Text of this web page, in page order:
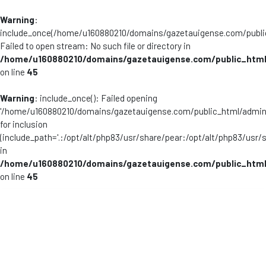
Warning:
include_once(/home/u160880210/domains/gazetauigense.com/
Failed to open stream: No such file or directory in
/home/u160880210/domains/gazetauigense.com/
on line 45
Warning: include_once(): Failed opening
'/home/u160880210/domains/gazetauigense.com/public_html/
for inclusion
(include_path='.:/opt/alt/php83/usr/share/pear:/opt/alt/php83/
in
/home/u160880210/domains/gazetauigense.com/
on line 45